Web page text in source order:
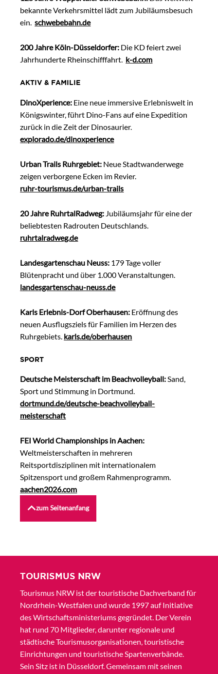
bekannte Verkehrsmittel lädt zum Jubiläumsbesuch
ein.schwebebahn.de
200 Jahre Köln-Düsseldorfer: Die KD feiert zwei
Jahrhunderte Rheinschifffahrt. k-d.com
AKTIV & FAMILIE
DinoXperience: Eine neue immersive Erlebniswelt in
Königswinter, führt Dino-Fans auf eine Expedition
zurück in die Zeit der Dinosaurier.
explorado.de/dinoxperience
Urban Trails Ruhrgebiet: Neue Stadtwanderwege
zeigen verborgene Ecken im Revier.
ruhr-tourismus.de/urban-trails
20 Jahre RuhrtalRadweg: Jubiläumsjahr für eine der
beliebtesten Radrouten Deutschlands.
ruhrtalradweg.de
Landesgartenschau Neuss: 179 Tage voller
Blütenpracht und über 1.000 Veranstaltungen.
landesgartenschau-neuss.de
Karls Erlebnis-Dorf Oberhausen: Eröffnung des
neuen Ausflugsziels für Familien im Herzen des
Ruhrgebiets. karls.de/oberhausen
SPORT
Deutsche Meisterschaft im Beachvolleyball:Sand,
Sport und Stimmung in Dortmund.
dortmund.de/deutsche-beachvolleyball-
meisterschaft
FEI World Championships in Aachen:
Weltmeisterschaften in mehreren
Reitsportdisziplinen mit internationalem
Spitzensport und großem Rahmenprogramm.
aachen2026.com
zum Seitenanfang
TOURISMUS NRW
Tourismus NRW ist der touristische Dachverband für
Nordrhein-Westfalen und wurde 1997 auf Initiative
des Wirtschaftsministeriums gegründet. Der Verein
hat rund 70 Mitglieder, darunter regionale und
städtische Tourismusorganisationen, touristische
Einrichtungen und touristische Spartenverbände.
Sein Sitz ist in Düsseldorf. Gemeinsam mit seinen